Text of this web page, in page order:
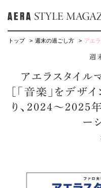
トップ 週末の過ごし方 アエラスタイル
週
アエラスタイル
［「音楽」をデザ
り、2024～2025
ー